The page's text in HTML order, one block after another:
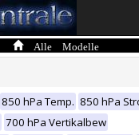
Alle Modelle
850 hPa Temp. 850 hPa
700 hPa Vertikalbew